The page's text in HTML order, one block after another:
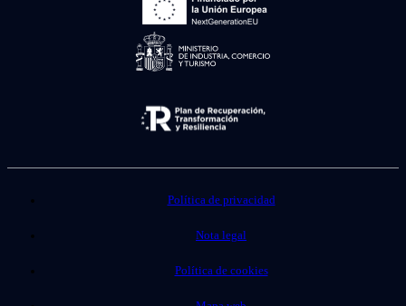
Política de privacidad
Nota legal
Política de cookies